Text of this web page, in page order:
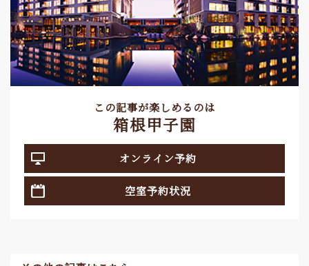
この記事が楽しめるのは
箱根甲子園
オンライン予約
空室予約状況